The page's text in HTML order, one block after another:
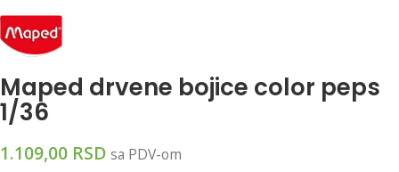
Maped drvene bojice color peps
1/36
1.109,00 RSD sa PDV-om